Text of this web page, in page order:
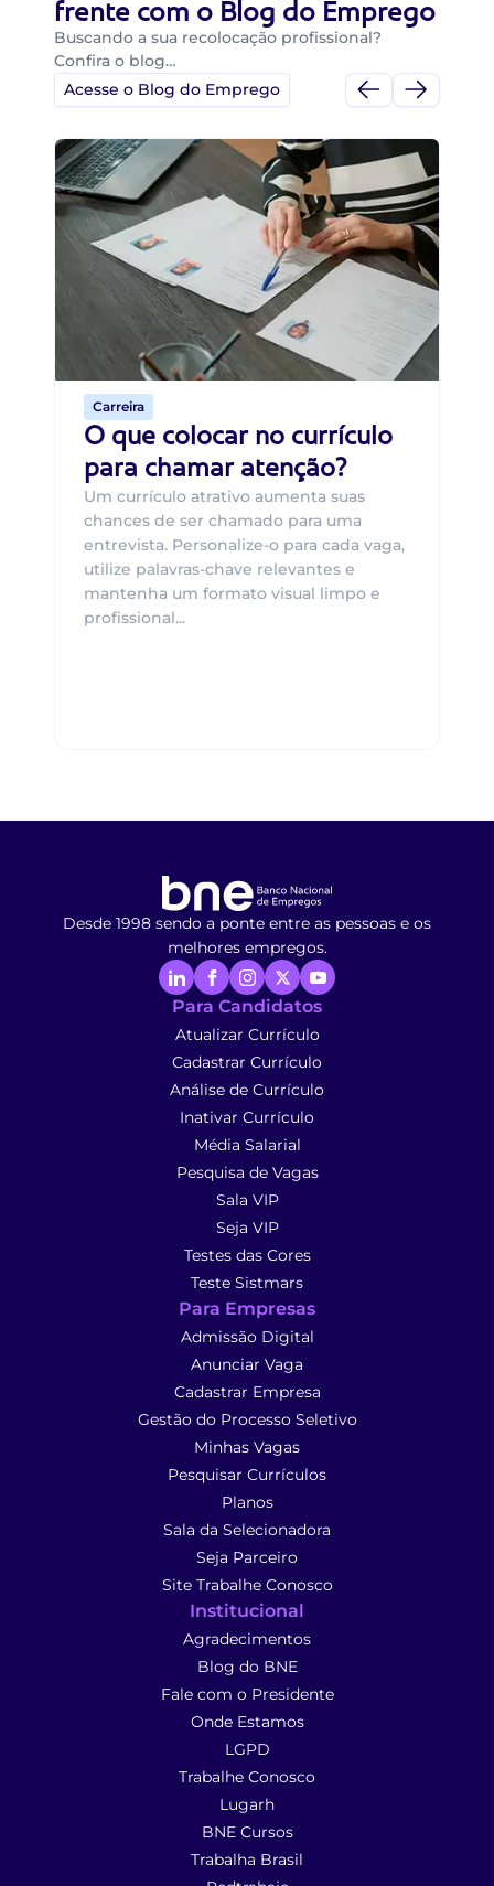
frente com o Blog do Emprego
Buscando a sua recolocação profissional?
Confira o blog…
Acesse o Blog do Emprego
Carreira
O que colocar no currículo
para chamar atenção?
Um currículo atrativo aumenta suas
chances de ser chamado para uma
entrevista. Personalize-o para cada vaga,
utilize palavras-chave relevantes e
mantenha um formato visual limpo e
profissional...
Desde 1998 sendo a ponte entre as pessoas e os
melhores empregos.
Para Candidatos
Atualizar Currículo
Cadastrar Currículo
Análise de Currículo
Inativar Currículo
Média Salarial
Pesquisa de Vagas
Sala VIP
Seja VIP
Testes das Cores
Teste Sistmars
Para Empresas
Admissão Digital
Anunciar Vaga
Cadastrar Empresa
Gestão do Processo Seletivo
Minhas Vagas
Pesquisar Currículos
Planos
Sala da Selecionadora
Seja Parceiro
Site Trabalhe Conosco
Institucional
Agradecimentos
Blog do BNE
Fale com o Presidente
Onde Estamos
LGPD
Trabalhe Conosco
Lugarh
BNE Cursos
Trabalha Brasil